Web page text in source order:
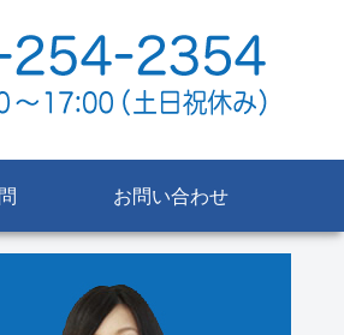
お問い合わせ